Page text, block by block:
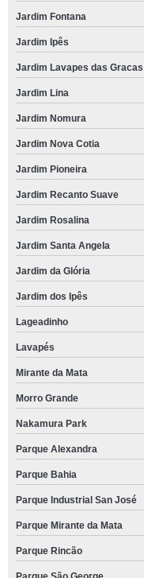
brunch corporativo Jardim do
onde tem brunch para 50
brunch para eventos Portal
brunch para 30 pessoas
restaurante com brunch
brunch simples orçamento
brunch para 30 pessoas
brunch para eventos preço
restaurante com brunch para
brunch casamento orçamento
brunch preço Vargem Grande
onde tem brunch casamento
brunch cafe da manha preço
brunch simples Embu das
restaurante com brunch para
onde tem brunch Alphaville
brunch empresarial
Jardim Fontana
Jardim Ipês
Jardim Lavapes das Gracas
Jardim Lina
Jardim Nomura
Jardim Nova Cotia
Jardim Pioneira
Jardim Recanto Suave
Jardim Rosalina
Jardim Santa Angela
Jardim da Glória
Jardim dos Ipês
Lageadinho
Lavapés
Mirante da Mata
Morro Grande
Nakamura Park
Parque Alexandra
Parque Bahia
Parque Industrial San José
Parque Mirante da Mata
Parque Rincão